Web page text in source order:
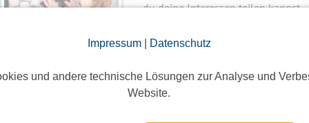
Impressum| Datenschutz
und andere technische Lösungen zur Analyse und
Website.
du deine Interessen teilen kannst.
Wie mache ich das?
Neue Gruppe anlegen